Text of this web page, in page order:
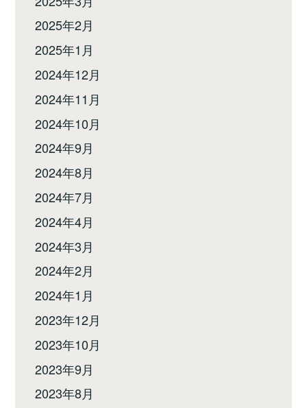
2025年2月
2025年1月
2024年12月
2024年11月
2024年10月
2024年9月
2024年8月
2024年7月
2024年4月
2024年3月
2024年2月
2024年1月
2023年12月
2023年10月
2023年9月
2023年8月